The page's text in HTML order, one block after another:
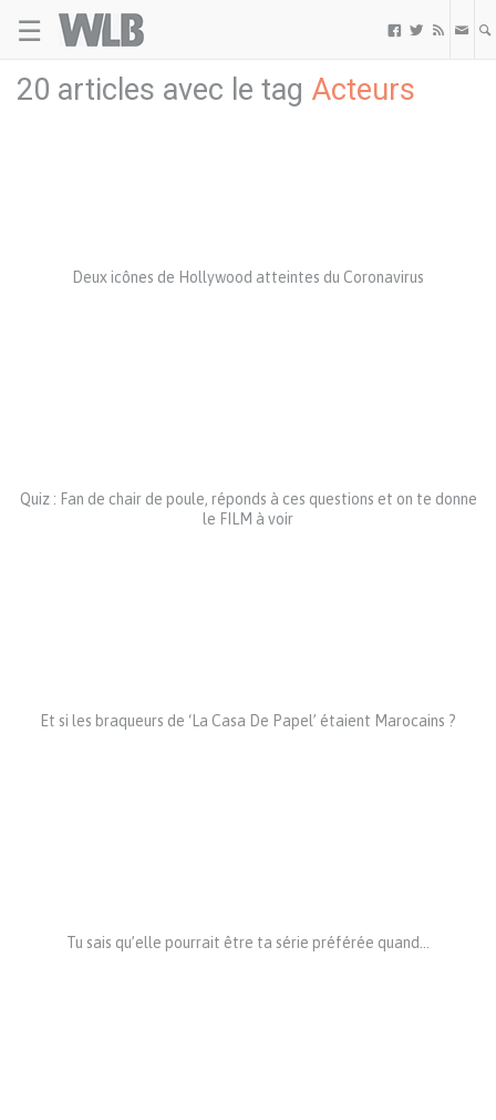
☰   
20 articles avec le tag Acteurs
Deux icônes de Hollywood atteintes du Coronavirus
Quiz : Fan de chair de poule, réponds à ces questions et on te donne
le FILM à voir
Et si les braqueurs de ‘La Casa De Papel’ étaient Marocains ?
Tu sais qu’elle pourrait être ta série préférée quand…